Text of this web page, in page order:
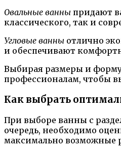
Овальные ванны придают
классического, так и
Угловые ванны отлично
и обеспечивают
Выбирая размеры и
профессионалам, чтобы
Как выбрать
При выборе ванны с
очередь, необходимо
максимально возможные